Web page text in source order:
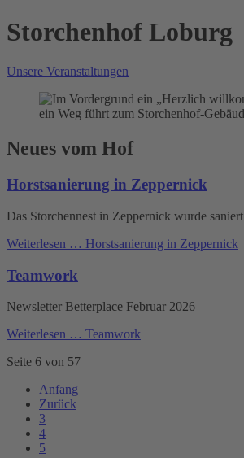
Storchenhof Loburg
Unsere Veranstaltungen
Neues vom Hof
Horstsanierung in Zeppernick
Das Storchennest in Zeppernick wurde saniert
Weiterlesen … Horstsanierung in Zeppernick
Teamwork
Newsletter Betterplace Februar 2026
Weiterlesen … Teamwork
Seite 6 von 57
Anfang
Zurück
3
4
5